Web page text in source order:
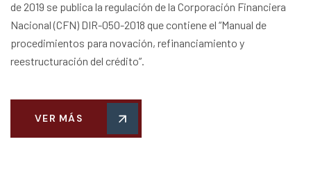
de 2019 se publica la regulación de la Corporación Financiera
Nacional (CFN) DIR-050-2018 que contiene el “Manual de
procedimientos para novación, refinanciamiento y
reestructuración del crédito”.
VER MÁS